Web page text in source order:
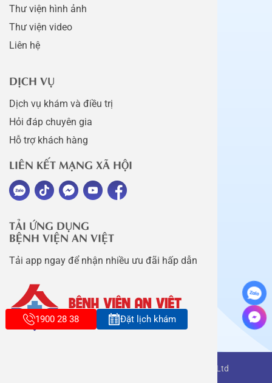
Thư viện hình ảnh
Thư viện video
Liên hệ
DỊCH VỤ
Dịch vụ khám và điều trị
Hỏi đáp chuyên gia
Hỗ trợ khách hàng
LIÊN KẾT MẠNG XÃ HỘI
TẢI ỨNG DỤNG
BỆNH VIỆN AN VIỆT
Tải app ngay để nhận nhiều ưu đãi hấp dẫn
Copyright belongs to An Viet Thang Long Co., Ltd
1900 28 38 Đặt lịch khám